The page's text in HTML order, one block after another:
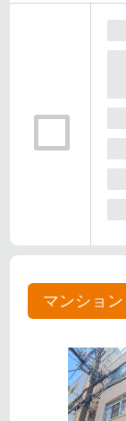
マンション